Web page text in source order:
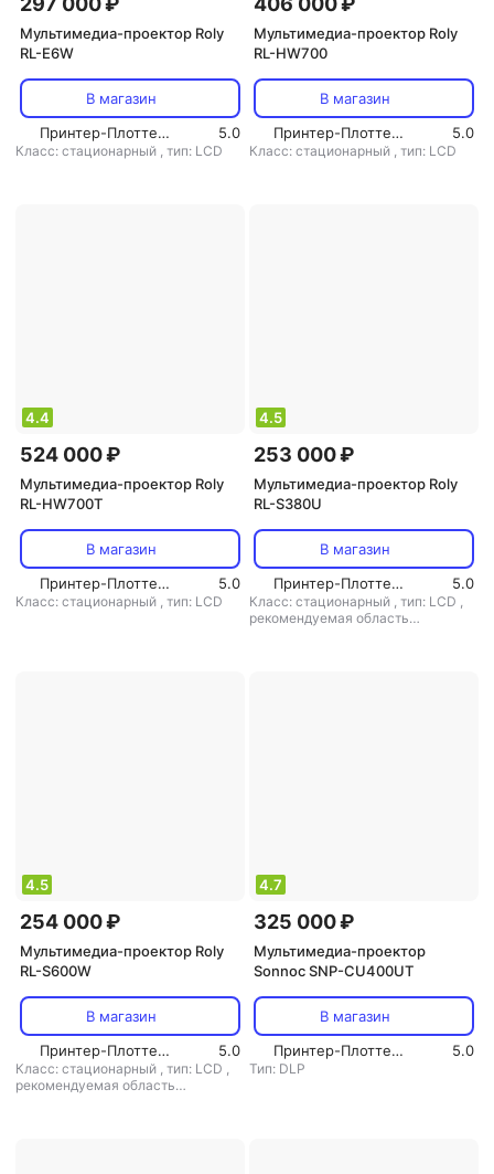
Мультимедиа-проектор Roly
RL-E6W
В магазин
Принтер-Плоттер.ру
5.0
Класс: стационарный , тип: LCD
Мультимедиа-проектор Roly
RL-HW700
В магазин
Принтер-Плоттер.ру
5.0
Класс: стационарный , тип: LCD
4.4
524 000 ₽
Мультимедиа-проектор Roly
RL-HW700T
В магазин
Принтер-Плоттер.ру
5.0
Класс: стационарный , тип: LCD
4.5
253 000 ₽
Мультимедиа-проектор Roly
RL-S380U
В магазин
Принтер-Плоттер.ру
5.0
Класс: стационарный , тип: LCD ,
рекомендуемая область
4.5
254 000 ₽
Мультимедиа-проектор Roly
RL-S600W
В магазин
Принтер-Плоттер.ру
5.0
Класс: стационарный , тип: LCD ,
рекомендуемая область
4.7
325 000 ₽
Мультимедиа-проектор
Sonnoc SNP-CU400UT
В магазин
Принтер-Плоттер.ру
5.0
Тип: DLP